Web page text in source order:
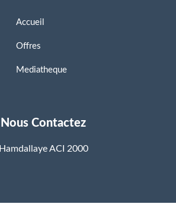
Accueil
Offres
Mediatheque
Nous Contactez
Hamdallaye ACI 2000